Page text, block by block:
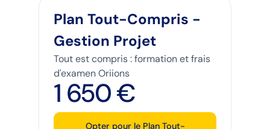
Plan Tout-Compris -
Gestion Projet
Tout est compris : formation et frais
d'examen Oriions
1 650 €
Opter pour le Plan Tout-